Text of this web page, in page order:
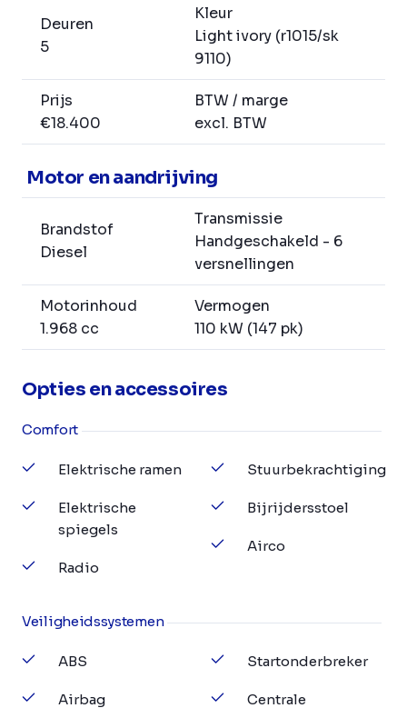
Deuren
5
Kleur
Light ivory (r1015/sk
9110)
Prijs
€18.400
BTW / marge
excl. BTW
Motor en aandrijving
Brandstof
Diesel
Transmissie
Handgeschakeld - 6
versnellingen
Motorinhoud
1.968 cc
Vermogen
110 kW (147 pk)
Opties en accessoires
Comfort
Elektrische ramen
Elektrische
spiegels
Radio
Stuurbekrachtiging
Bijrijdersstoel
Airco
Veiligheidssystemen
ABS
Airbag
Startonderbreker
Centrale